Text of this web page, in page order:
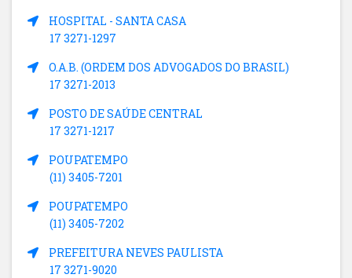
HOSPITAL - SANTA CASA
17 3271-1297
O.A.B. (ORDEM DOS ADVOGADOS DO BRASIL)
17 3271-2013
POSTO DE SAÚDE CENTRAL
17 3271-1217
POUPATEMPO
(11) 3405-7201
POUPATEMPO
(11) 3405-7202
PREFEITURA NEVES PAULISTA
17 3271-9020